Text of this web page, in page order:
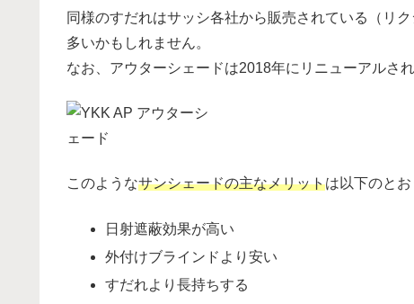
同様のすだれはサッシ各社から販売されている（リ
多いかもしれません。
なお、アウターシェードは2018年にリニューアルさ
このようなサンシェードの主なメリットは以下のとお
日射遮蔽効果が高い
外付けブラインドより安い
すだれより長持ちする